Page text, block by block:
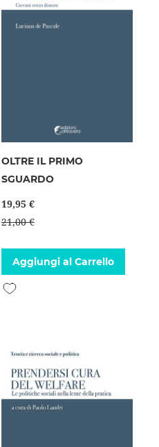
OLTRE IL PRIMO
SGUARDO
19,95 €
21,00 €
Aggiungi al Carrello
Aggiungi alla lista desideri